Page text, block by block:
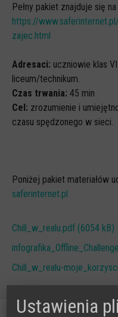
Pełny pakiet znajduje się
https://
zajec.html
Adresaci: uczniowie klas
liceum/technikum.
Czas trwania: 45 min
Cel: zrozumienie i
czasu spędzonego w sieci.
Poniżej pakiet materiałów
saferinternet.pl
Chill_w_realu.pdf (6054 kB)
Chill_w_realu-
Dane teleadresowe
Dołącz do newslettera
Ustawienia